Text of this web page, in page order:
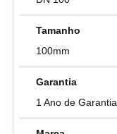
Tamanho
100mm
Garantia
1 Ano de Garantia